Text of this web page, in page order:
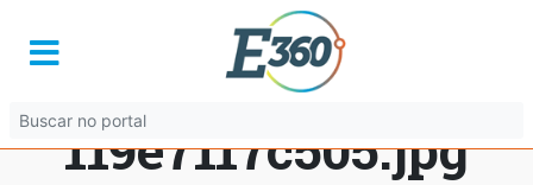
587d9fc4-6c43-
41b5-959d-
119e7117c505.jpg